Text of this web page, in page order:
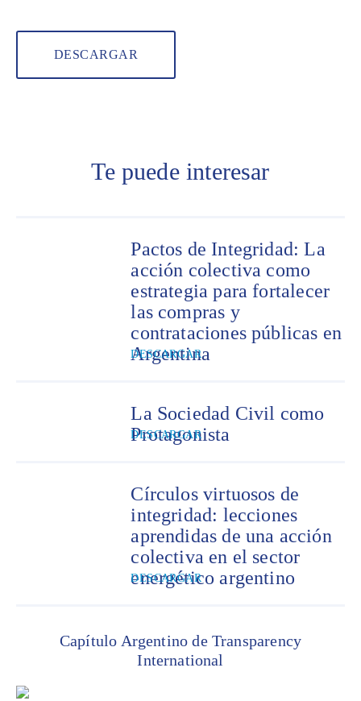
DESCARGAR
Te puede interesar
Pactos de Integridad: La
acción colectiva como
estrategia para fortalecer
las compras y
contrataciones públicas en
Argentina
DESCARGAR
La Sociedad Civil como
Protagonista
DESCARGAR
Círculos virtuosos de
integridad: lecciones
aprendidas de una acción
colectiva en el sector
energético argentino
DESCARGAR
Capítulo Argentino de Transparency
International